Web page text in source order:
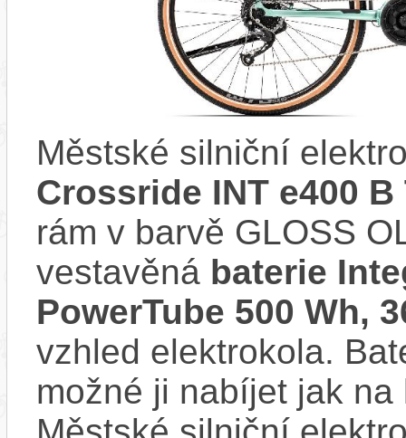
Městské silniční
Crossride INT e400
rám v barvě GLOSS
vestavěná baterie
PowerTube 500 Wh,
vzhled elektrokola.
možné ji nabíjet jak